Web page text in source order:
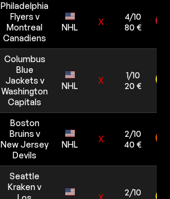
Philadelphia
Flyers v
Montreal
Canadiens
NHL
X
4/10
80 €
Columbus
Blue
Jackets v
Washington
Capitals
NHL
X
1/10
20 €
Boston
Bruins v
New Jersey
Devils
NHL
X
2/10
40 €
Seattle
Kraken v
2/10